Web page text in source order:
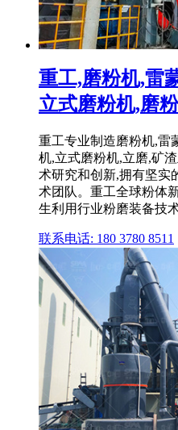
重工,磨粉机,雷
立式磨粉机,磨
重工专业制造磨粉机,雷
机,立式磨粉机,立磨,矿
术研究和创新,拥有坚实
术团队。重工全球粉体
生利用行业粉磨装备技
联系电话: 180 3780 8511